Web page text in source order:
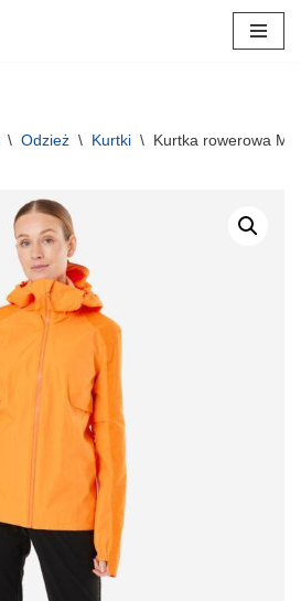
\ Odzież \ Kurtki \ Kurtka rowerowa